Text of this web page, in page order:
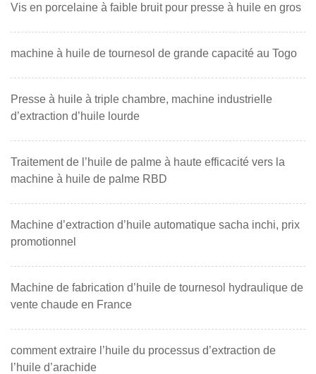
Vis en porcelaine à faible bruit pour presse à huile en gros
machine à huile de tournesol de grande capacité au Togo
Presse à huile à triple chambre, machine industrielle
d’extraction d’huile lourde
Traitement de l’huile de palme à haute efficacité vers la
machine à huile de palme RBD
Machine d’extraction d’huile automatique sacha inchi, prix
promotionnel
Machine de fabrication d’huile de tournesol hydraulique de
vente chaude en France
comment extraire l’huile du processus d’extraction de
l’huile d’arachide